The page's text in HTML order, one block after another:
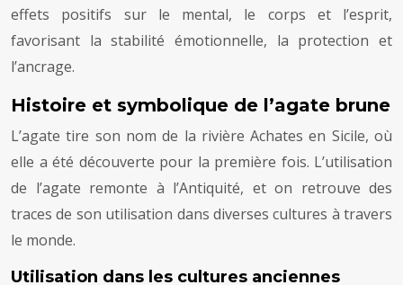
effets positifs sur le mental, le corps et l’esprit,
favorisant la stabilité émotionnelle, la protection et
l’ancrage.
Histoire et symbolique de l’agate brune
L’agate tire son nom de la rivière Achates en Sicile, où
elle a été découverte pour la première fois. L’utilisation
de l’agate remonte à l’Antiquité, et on retrouve des
traces de son utilisation dans diverses cultures à travers
le monde.
Utilisation dans les cultures anciennes